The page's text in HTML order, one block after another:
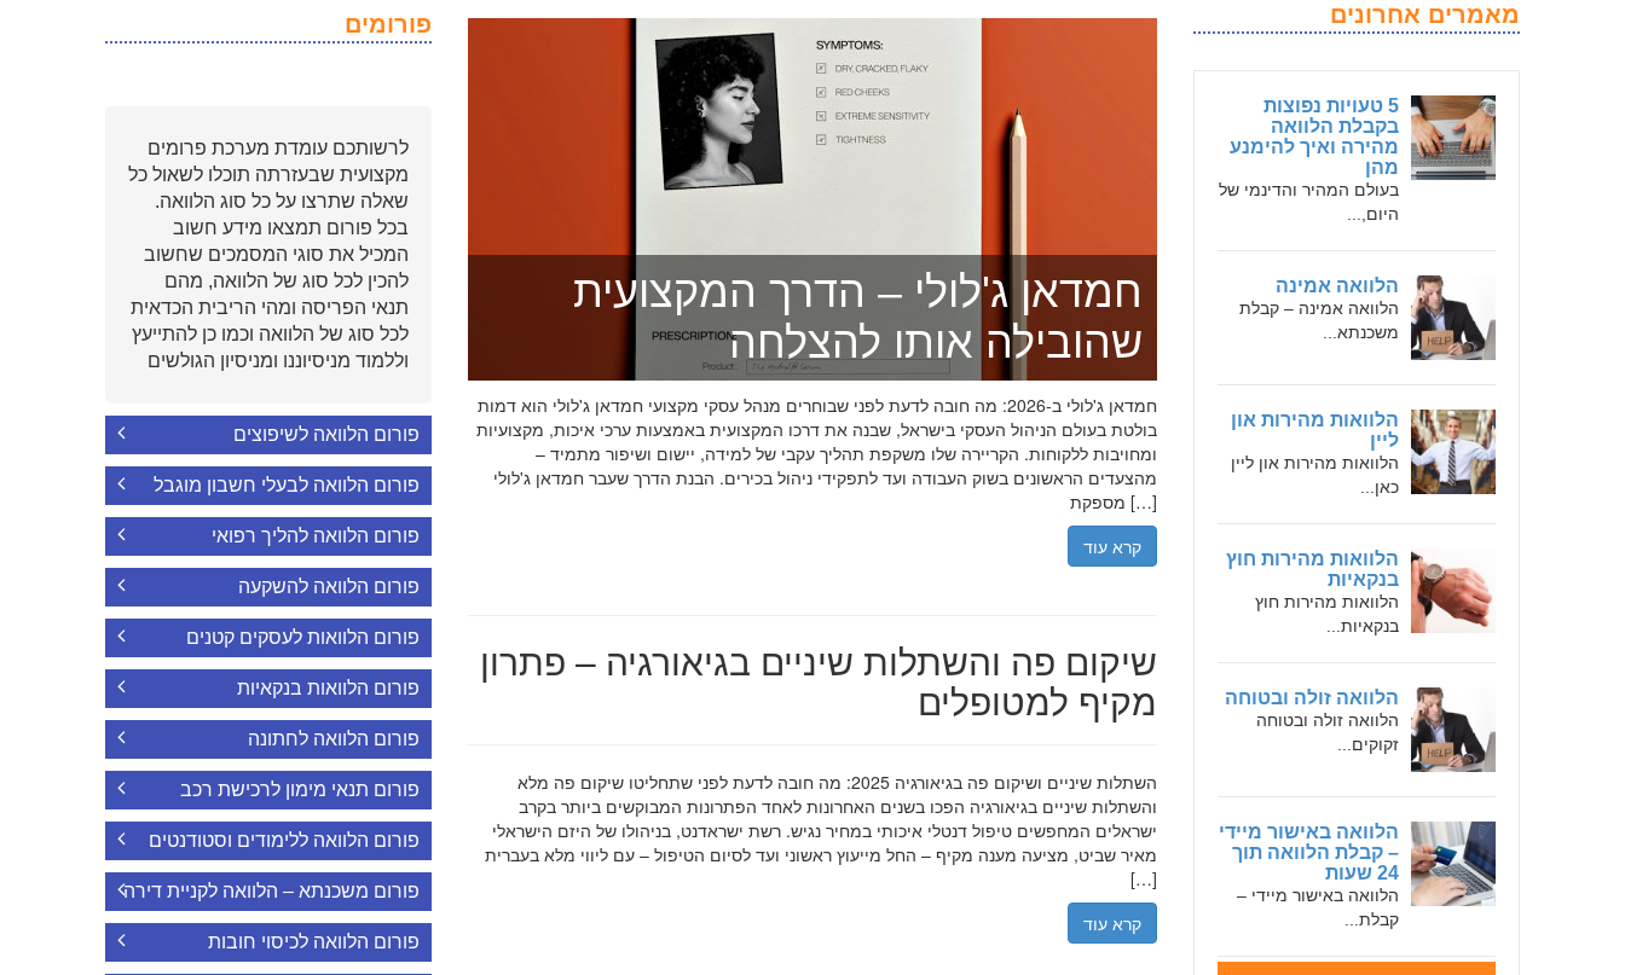
מאמרים אחרונים
5 טעויות נפוצות
בקבלת הלוואה
מהירה ואיך להימנע
מהן
בעולם המהיר והדינמי של
היום,...
הלוואה אמינה
הלוואה אמינה – קבלת
משכנתא...
הלוואות מהירות און
ליין
הלוואות מהירות און ליין
כאן...
הלוואות מהירות חוץ
בנקאיות
הלוואות מהירות חוץ
בנקאיות...
הלוואה זולה ובטוחה
הלוואה זולה ובטוחה
זקוקים...
הלוואה באישור מיידי
– קבלת הלוואה תוך
24 שעות
הלוואה באישור מיידי –
קבלת...
חמדאן ג'לולי – הדרך המקצועית
שהובילה אותו להצלחה
חמדאן ג'לולי ב-2026: מה חובה לדעת לפני שבוחרים מנהל עסקי מקצועי חמדאן ג'לולי הוא דמות
בולטת בעולם הניהול העסקי בישראל, שבנה את דרכו המקצועית באמצעות ערכי איכות, מקצועיות
ומחויבות ללקוחות. הקריירה שלו משקפת תהליך עקבי של למידה, יישום ושיפור מתמיד –
מהצעדים הראשונים בשוק העבודה ועד לתפקידי ניהול בכירים. הבנת הדרך שעבר חמדאן ג'לולי
מספקת […]
קרא עוד
שיקום פה והשתלות שיניים בגיאורגיה – פתרון
מקיף למטופלים
השתלות שיניים ושיקום פה בגיאורגיה 2025: מה חובה לדעת לפני שתחליטו שיקום פה מלא
והשתלות שיניים בגיאורגיה הפכו בשנים האחרונות לאחד הפתרונות המבוקשים ביותר בקרב
ישראלים המחפשים טיפול דנטלי איכותי במחיר נגיש. רשת ישראדנט, בניהולו של היזם הישראלי
מאיר שביט, מציעה מענה מקיף – החל מייעוץ ראשוני ועד לסיום הטיפול – עם ליווי מלא בעברית
[…]
קרא עוד
פורומים
לרשותכם עומדת מערכת פרומים
מקצועית שבעזרתה תוכלו לשאול כל
שאלה שתרצו על כל סוג הלוואה.
בכל פורום תמצאו מידע חשוב
המכיל את סוגי המסמכים שחשוב
להכין לכל סוג של הלוואה, מהם
תנאי הפריסה ומהי הריבית הכדאית
לכל סוג של הלוואה וכמו כן להתייעץ
וללמוד מניסיוננו ומניסיון הגולשים
פורום הלוואה לשיפוצים
פורום הלוואה לבעלי חשבון מוגבל
פורום הלוואה להליך רפואי
פורום הלוואה להשקעה
פורום הלוואות לעסקים קטנים
פורום הלוואות בנקאיות
פורום הלוואה לחתונה
פורום תנאי מימון לרכישת רכב
פורום הלוואה ללימודים וסטודנטים
פורום משכנתא – הלוואה לקניית דירה
פורום הלוואה לכיסוי חובות